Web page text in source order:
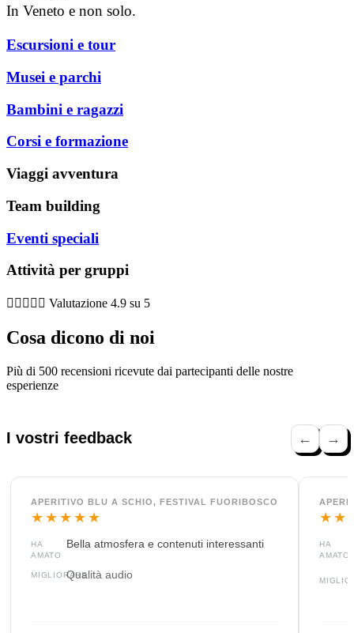
In Veneto e non solo.
Escursioni e tour
Musei e parchi
Bambini e ragazzi
Corsi e formazione
Viaggi avventura
Team building
Eventi speciali
Attività per gruppi
     Valutazione 4.9 su 5
Cosa dicono di noi
Più di 500 recensioni ricevute dai partecipanti delle nostre
esperienze
I vostri feedback ← →
APERITIVO BLU A SCHIO, FESTIVAL FUORIBOSCO
★★★★★
HA
AMATO
Bella atmosfera e contenuti interessanti
MIGLIORAREQualità audio
HA
AMATO